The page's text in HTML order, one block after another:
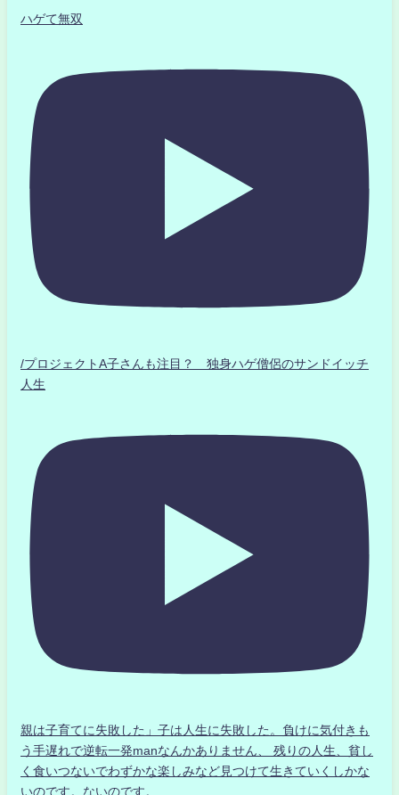
ハゲて無双
/プロジェクトA子さんも注目？ 独身ハゲ僧侶のサンドイッチ
人生
親は子育てに失敗した」子は人生に失敗した。負けに気付きも
う手遅れで逆転一発manなんかありません、 残りの人生、貧し
く食いつないでわずかな楽しみなど見つけて生きていくしかな
いのです。ないのです。